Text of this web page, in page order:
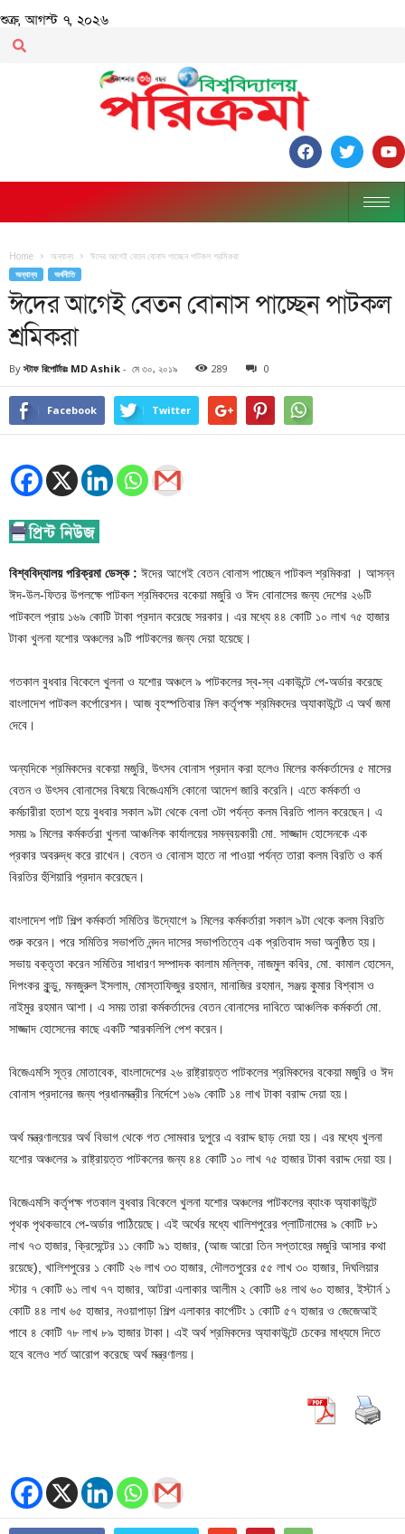
শুক্র, আগস্ট ৭, ২০২৬
Home অন্যান্য ঈদের আগেই বেতন বোনাস পাচ্ছেন পাটকল শ্রমিকরা
অন্যান্য অর্থনীতি
ঈদের আগেই বেতন বোনাস পাচ্ছেন পাটকল
শ্রমিকরা
By স্টাফ রিপোর্টারঃ MD Ashik - মে ৩০, ২০১৯ 289 0
Facebook Twitter
বিশ্ববিদ্যালয় পরিক্রমা ডেস্ক : ঈদের আগেই বেতন বোনাস পাচ্ছেন পাটকল শ্রমিকরা । আসন্ন
ঈদ-উল-ফিতর উপলক্ষে পাটকল শ্রমিকদের বকেয়া মজুরি ও ঈদ বোনাসের জন্য দেশের ২৬টি
পাটকলে প্রায় ১৬৯ কোটি টাকা প্রদান করেছে সরকার। এর মধ্যে ৪৪ কোটি ১০ লাখ ৭৫ হাজার
টাকা খুলনা যশোর অঞ্চলের ৯টি পাটকলের জন্য দেয়া হয়েছে।
গতকাল বুধবার বিকেলে খুলনা ও যশোর অঞ্চলে ৯ পাটকলের স্ব-স্ব একাউন্টে পে-অর্ডার করেছে
বাংলাদেশ পাটকল কর্পোরেশন। আজ বৃহস্পতিবার মিল কর্তৃপক্ষ শ্রমিকদের অ্যাকাউন্টে এ অর্থ জমা
দেবে।
অন্যদিকে শ্রমিকদের বকেয়া মজুরি, উৎসব বোনাস প্রদান করা হলেও মিলের কর্মকর্তাদের ৫ মাসের
বেতন ও উৎসব বোনাসের বিষয়ে বিজেএমসি কোনো আদেশ জারি করেনি। এতে কর্মকর্তা ও
কর্মচারীরা হতাশ হয়ে বুধবার সকাল ৯টা থেকে বেলা ৩টা পর্যন্ত কলম বিরতি পালন করেছেন। এ
সময় ৯ মিলের কর্মকর্তরা খুলনা আঞ্চলিক কার্যালয়ের সমন্বয়কারী মো. সাজ্জাদ হোসেনকে এক
প্রকার অবরুদ্ধ করে রাখেন। বেতন ও বোনাস হাতে না পাওয়া পর্যন্ত তারা কলম বিরতি ও কর্ম
বিরতির হুঁশিয়ারি প্রদান করেছেন।
বাংলাদেশ পাট শিল্প কর্মকর্তা সমিতির উদ্যোগে ৯ মিলের কর্মকর্তারা সকাল ৯টা থেকে কলম বিরতি
শুরু করেন। পরে সমিতির সভাপতি নন্দন দাসের সভাপতিত্বে এক প্রতিবাদ সভা অনুষ্ঠিত হয়।
সভায় বক্তৃতা করেন সমিতির সাধারণ সম্পাদক কালাম মল্লিক, নাজমুল কবির, মো. কামাল হোসেন,
দিপংকর কুন্ডু, মনজুরুল ইসলাম, মোস্তাফিজুর রহমান, মানাজির রহমান, সঞ্জয় কুমার বিশ্বাস ও
নাইমুর রহমান আশা। এ সময় তারা কর্মকর্তাদের বেতন বোনাসের দাবিতে আঞ্চলিক কর্মকর্তা মো.
সাজ্জাদ হোসেনের কাছে একটি স্মারকলিপি পেশ করেন।
বিজেএমসি সূত্র মোতাবেক, বাংলাদেশের ২৬ রাষ্ট্রায়ত্ত পাটকলের শ্রমিকদের বকেয়া মজুরি ও ঈদ
বোনাস প্রদানের জন্য প্রধানমন্ত্রীর নির্দেশে ১৬৯ কোটি ১৪ লাখ টাকা বরাদ্দ দেয়া হয়।
অর্থ মন্ত্রণালয়ের অর্থ বিভাগ থেকে গত সোমবার দুপুরে এ বরাদ্দ ছাড় দেয়া হয়। এর মধ্যে খুলনা
যশোর অঞ্চলের ৯ রাষ্ট্রায়ত্ত পাটকলের জন্য ৪৪ কোটি ১০ লাখ ৭৫ হাজার টাকা বরাদ্দ দেয়া হয়।
বিজেএমসি কর্তৃপক্ষ গতকাল বুধবার বিকেলে খুলনা যশোর অঞ্চলের পাটকলের ব্যাংক অ্যাকাউন্টে
পৃথক পৃথকভাবে পে-অর্ডার পাঠিয়েছে। এই অর্থের মধ্যে খালিশপুরের প্লাটিনামের ৯ কোটি ৮১
লাখ ৭৩ হাজার, ক্রিসেন্টের ১১ কোটি ৯১ হাজার, (আজ আরো তিন সপ্তাহের মজুরি আসার কথা
রয়েছে), খালিশপুরের ১ কোটি ২৬ লাখ ৩৩ হাজার, দৌলতপুরের ৫৫ লাখ ৩০ হাজার, দিঘলিয়ার
স্টার ৭ কোটি ৬১ লাখ ৭৭ হাজার, আটরা এলাকার আলীম ২ কোটি ৬৪ লাথ ৬০ হাজার, ইস্টার্ন ১
কোটি ৪৪ লাখ ৬৫ হাজার, নওয়াপাড়া শিল্প এলাকার কার্পেটিং ১ কোটি ৫৭ হাজার ও জেজেআই
পাবে ৪ কোটি ৭৮ লাখ ৮৯ হাজার টাকা। এই অর্থ শ্রমিকদের অ্যাকাউন্টে চেকের মাধ্যমে দিতে
হবে বলেও শর্ত আরোপ করেছে অর্থ মন্ত্রণালয়।